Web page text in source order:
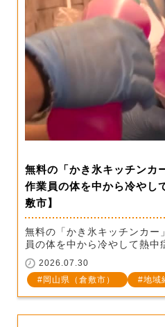
無料の「かき氷キッチン
作業員の体を中から冷やし
敷市】
無料の「かき氷キッチンカ
員の体を中から冷やして熱中
2026.07.30
岡山県（倉敷市）
地域